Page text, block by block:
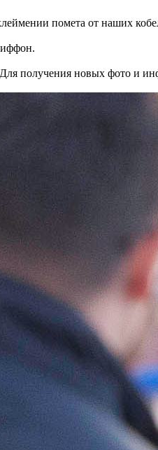
помета от наших
получения новых фото и